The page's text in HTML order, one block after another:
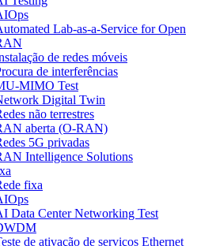
Lab-as-a-Service for Open
de redes móveis
de interferências
MIMO Test
Digital Twin
não terrestres
aberta (O-RAN)
5G privadas
Intelligence Solutions
fixa
Data Center Networking Test
de ativação de serviços Ethernet